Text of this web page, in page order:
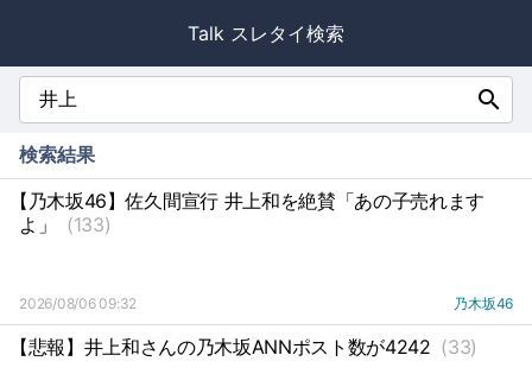
Talk スレタイ検索
search
検索結果
【乃木坂46】佐久間宣行 井上和を絶賛「あの子売れます
よ」
(133)
2026/08/06 09:32 乃木坂46
【悲報】井上和さんの乃木坂ANNポスト数が4242 (33)